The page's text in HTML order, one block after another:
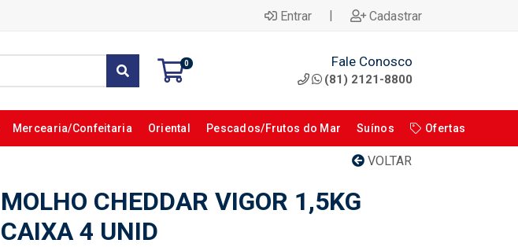
Entrar | Cadastrar
0 Fale Conosco
(81) 2121-8800
Mercearia/Confeitaria Oriental Pescados/Frutos do Mar Suínos Ofertas
VOLTAR
MOLHO CHEDDAR VIGOR 1,5KG
CAIXA 4 UNID